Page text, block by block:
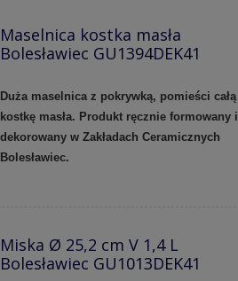
Maselnica kostka masła
Bolesławiec GU1394DEK41
Duża maselnica z pokrywką, pomieści całą
kostkę masła. Produkt ręcznie formowany i
dekorowany w Zakładach Ceramicznych
Bolesławiec.
Miska Ø 25,2 cm V 1,4 L
Bolesławiec GU1013DEK41